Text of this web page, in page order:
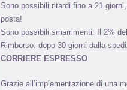
Sono possibili ritardi fino a 21
posta!
Sono possibili smarrimenti: Il 2%
Rimborso: dopo 30 giorni dalla
CORRIERE ESPRESSO
Grazie all’implementazione di una